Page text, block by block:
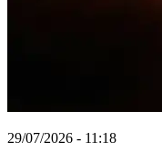
29/07/2026 - 11:18